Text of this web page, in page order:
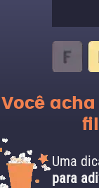
Você
Uma
para